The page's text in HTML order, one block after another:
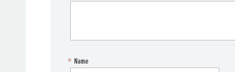
Name
*